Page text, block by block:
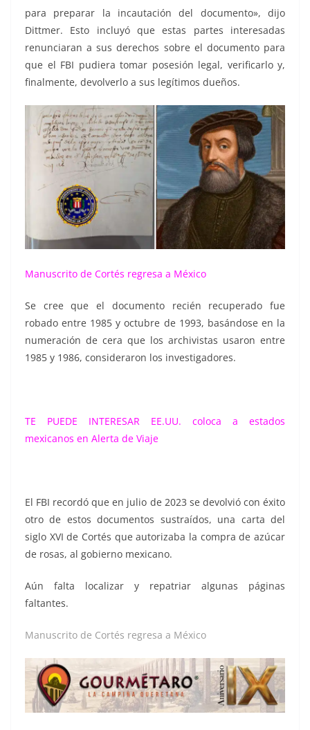
para preparar la incautación del documento», dijo
Dittmer. Esto incluyó que estas partes interesadas
renunciaran a sus derechos sobre el documento para
que el FBI pudiera tomar posesión legal, verificarlo y,
finalmente, devolverlo a sus legítimos dueños.
Manuscrito de Cortés regresa a México
Se cree que el documento recién recuperado fue
robado entre 1985 y octubre de 1993, basándose en la
numeración de cera que los archivistas usaron entre
1985 y 1986, consideraron los investigadores.
TE PUEDE INTERESAR EE.UU. coloca a estados
mexicanos en Alerta de Viaje
El FBI recordó que en julio de 2023 se devolvió con éxito
otro de estos documentos sustraídos, una carta del
siglo XVI de Cortés que autorizaba la compra de azúcar
de rosas, al gobierno mexicano.
Aún falta localizar y repatriar algunas páginas
faltantes.
Manuscrito de Cortés regresa a México